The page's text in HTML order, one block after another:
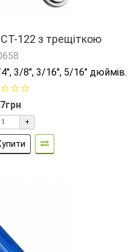
122 з трещіткою
4", 3/8", 3/16", 5/16" дюймів.
+